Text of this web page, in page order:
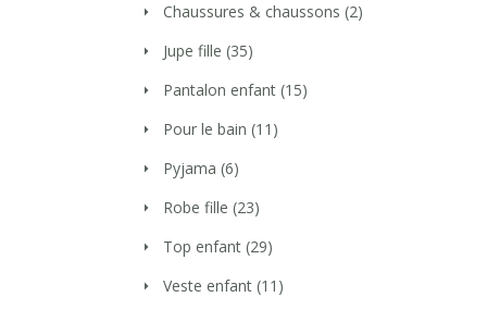
Chaussures & chaussons (2)
Jupe fille (35)
Pantalon enfant (15)
Pour le bain (11)
Pyjama (6)
Robe fille (23)
Top enfant (29)
Veste enfant (11)